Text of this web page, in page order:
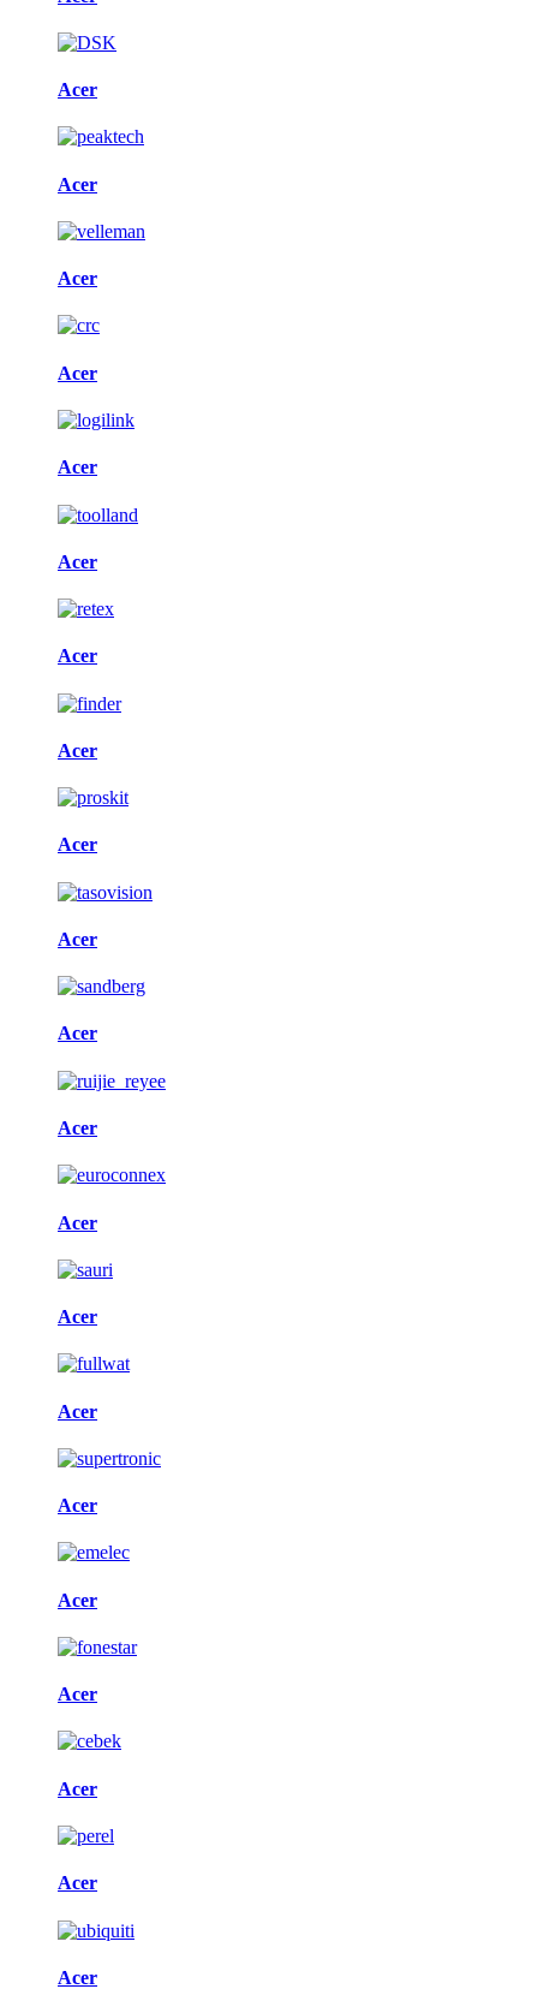
Acer
Acer
Acer
Acer
Acer
Acer
Acer
Acer
Acer
Acer
Acer
Acer
Acer
Acer
Acer
Acer
Acer
Acer
Acer
Acer
Acer